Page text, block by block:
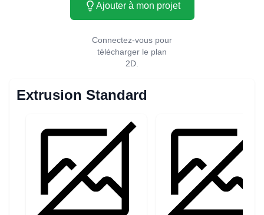
Ajouter à mon projet
Connectez-vous pour
télécharger le plan
2D.
Extrusion Standard